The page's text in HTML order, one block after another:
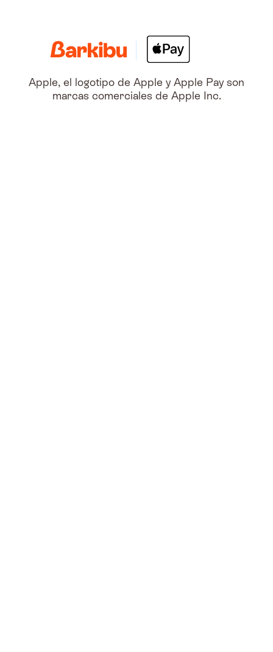
Apple, el logotipo de Apple y Apple Pay son
marcas comerciales de Apple Inc.